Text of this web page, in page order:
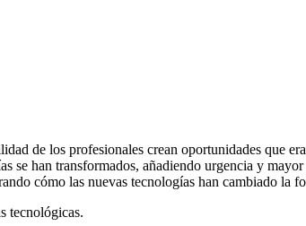
de los profesionales crean oportunidades que
se han transformados, añadiendo urgencia y
cómo las nuevas tecnologías han cambiado la
tecnológicas.